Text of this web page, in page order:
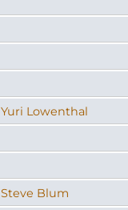
Yuri Lowenthal
Steve Blum